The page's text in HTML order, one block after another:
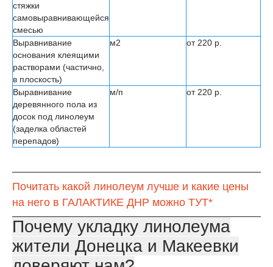
стяжки
самовыравнивающейся
смесью
Выравнивание
основания клеящими
растворами (частично,
в плоскость)
м2 от 220 р.
Выравнивание
деревянного пола из
досок под линолеум
(заделка областей
перепадов)
м/п от 220 р.
Почитать какой линолеум лучше и какие цены
на него в ГАЛАКТИКЕ ДНР можно ТУТ*
Почему укладку линолеума
жители Донецка и Макеевки